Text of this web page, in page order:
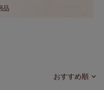
品
おすすめ順